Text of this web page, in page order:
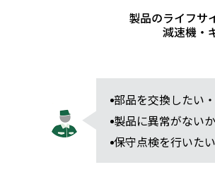
製品のライフサ
減速機・
部品を交換したい
製品に異常がない
保守点検を行いた